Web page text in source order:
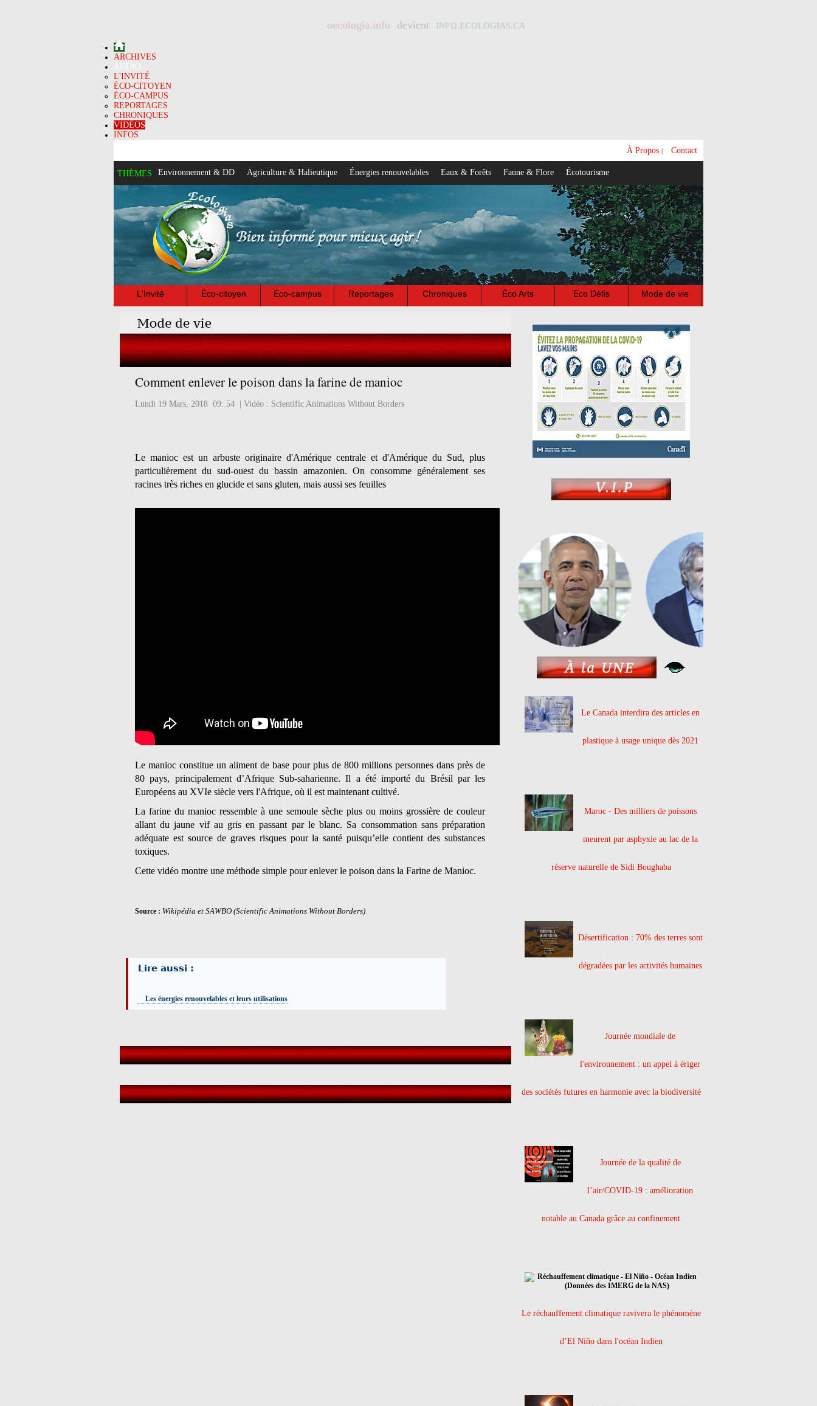
oecologia.info devient INFO.ECOLOGIAS.CA
ARCHIVES
L'INVITÉ
ÉCO-CITOYEN
ÉCO-CAMPUS
REPORTAGES
CHRONIQUES
VIDÉOS
INFOS
À Propos | Contact
THÈMES Environnement & DD Agriculture & Halieutique Énergies renouvelables Eaux & Forêts Faune & Flore Écotourisme
L'Invité Éco-citoyen Éco-campus Reportages Chroniques Éco Arts Eco Défis Mode de vie
Comment enlever le poison dans la farine de manioc
Lundi 19 Mars, 2018 09: 54 | Vidéo : Scientific Animations Without Borders
Le manioc est un arbuste originaire d'Amérique centrale et d'Amérique du Sud, plus
particulièrement du sud-ouest du bassin amazonien. On consomme généralement ses
racines très riches en glucide et sans gluten, mais aussi ses feuilles
Le manioc constitue un aliment de base pour plus de 800 millions personnes dans près de
80 pays, principalement d’Afrique Sub-saharienne. Il a été importé du Brésil par les
Européens au XVIe siècle vers l'Afrique, où il est maintenant cultivé.
La farine du manioc ressemble à une semoule sèche plus ou moins grossière de couleur
allant du jaune vif au gris en passant par le blanc. Sa consommation sans préparation
adéquate est source de graves risques pour la santé puisqu’elle contient des substances
toxiques.
Cette vidéo montre une méthode simple pour enlever le poison dans la Farine de Manioc.
Source : Wikipédia et SAWBO (Scientific Animations Without Borders)
Lire aussi :
Les énergies renouvelables et leurs utilisations
Le Canada interdira des articles en
plastique à usage unique dès 2021
Maroc - Des milliers de poissons
meurent par asphyxie au lac de la
réserve naturelle de Sidi Boughaba
Désertification : 70% des terres sont
dégradées par les activités humaines
Journée mondiale de
l'environnement : un appel à ériger
des sociétés futures en harmonie avec la biodiversité
Journée de la qualité de
l’air/COVID-19 : amélioration
notable au Canada grâce au confinement
Le réchauffement climatique ravivera le phénomène
d’El Niño dans l'océan Indien